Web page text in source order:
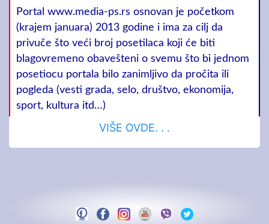
Portal www.media-ps.rs osnovan je početkom
(krajem januara) 2013 godine i ima za cilj da
privuče što veći broj posetilaca koji će biti
blagovremeno obavešteni o svemu što bi jednom
posetiocu portala bilo zanimljivo da pročita ili
pogleda (vesti grada, selo, društvo, ekonomija,
sport, kultura itd…)
VIŠE OVDE. . .